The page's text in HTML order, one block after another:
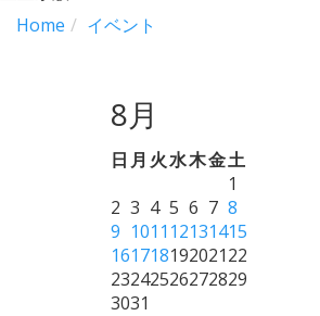
Home
イベント
8月
日 月 火水木金土
1
2 3 4 5 6 7 8
9 1011 12131415
16171819202122
23242526272829
3031